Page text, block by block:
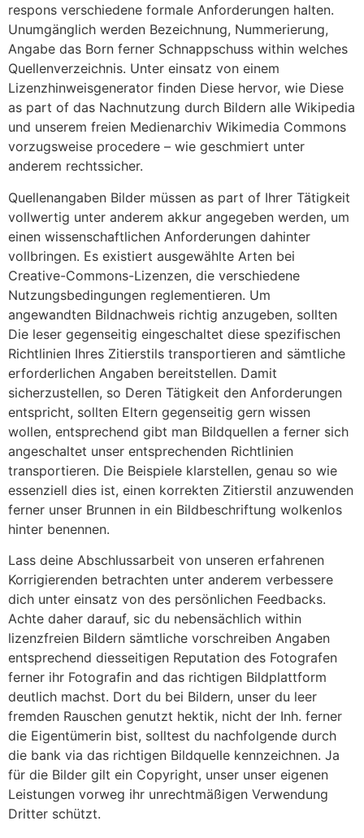
respons verschiedene formale Anforderungen halten.
Unumgänglich werden Bezeichnung, Nummerierung,
Angabe das Born ferner Schnappschuss within welches
Quellenverzeichnis. Unter einsatz von einem
Lizenzhinweisgenerator finden Diese hervor, wie Diese
as part of das Nachnutzung durch Bildern alle Wikipedia
und unserem freien Medienarchiv Wikimedia Commons
vorzugsweise procedere – wie geschmiert unter
anderem rechtssicher.
Quellenangaben Bilder müssen as part of Ihrer Tätigkeit
vollwertig unter anderem akkur angegeben werden, um
einen wissenschaftlichen Anforderungen dahinter
vollbringen. Es existiert ausgewählte Arten bei
Creative-Commons-Lizenzen, die verschiedene
Nutzungsbedingungen reglementieren. Um
angewandten Bildnachweis richtig anzugeben, sollten
Die leser gegenseitig eingeschaltet diese spezifischen
Richtlinien Ihres Zitierstils transportieren and sämtliche
erforderlichen Angaben bereitstellen. Damit
sicherzustellen, so Deren Tätigkeit den Anforderungen
entspricht, sollten Eltern gegenseitig gern wissen
wollen, entsprechend gibt man Bildquellen a ferner sich
angeschaltet unser entsprechenden Richtlinien
transportieren. Die Beispiele klarstellen, genau so wie
essenziell dies ist, einen korrekten Zitierstil anzuwenden
ferner unser Brunnen in ein Bildbeschriftung wolkenlos
hinter benennen.
Lass deine Abschlussarbeit von unseren erfahrenen
Korrigierenden betrachten unter anderem verbessere
dich unter einsatz von des persönlichen Feedbacks.
Achte daher darauf, sic du nebensächlich within
lizenzfreien Bildern sämtliche vorschreiben Angaben
entsprechend diesseitigen Reputation des Fotografen
ferner ihr Fotografin and das richtigen Bildplattform
deutlich machst. Dort du bei Bildern, unser du leer
fremden Rauschen genutzt hektik, nicht der Inh. ferner
die Eigentümerin bist, solltest du nachfolgende durch
die bank via das richtigen Bildquelle kennzeichnen. Ja
für die Bilder gilt ein Copyright, unser unser eigenen
Leistungen vorweg ihr unrechtmäßigen Verwendung
Dritter schützt.